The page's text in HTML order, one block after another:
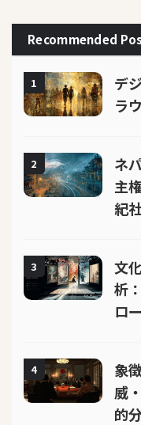
Recommended
1
デ
ラ
2
ネ
主
紀
3
文
析
ロ
4
象
威
的